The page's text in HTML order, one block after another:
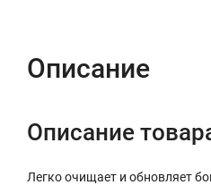
Описание
Описание
Легко очищает и обновляет